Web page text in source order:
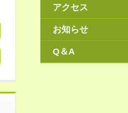
アクセス
お知らせ
Q＆A